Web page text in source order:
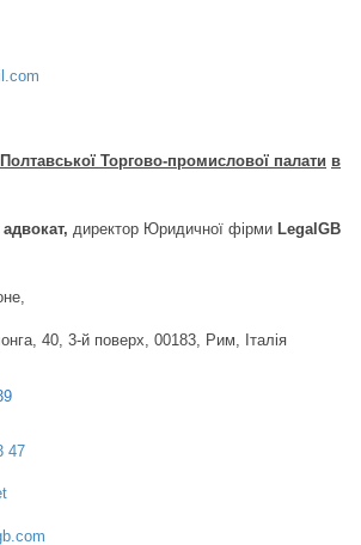
Полтавської Торгово-промислової палати в
адвокат, директор Юридичної фірми LegalGB
40, 3-й поверх, 00183, Рим, Італія
47